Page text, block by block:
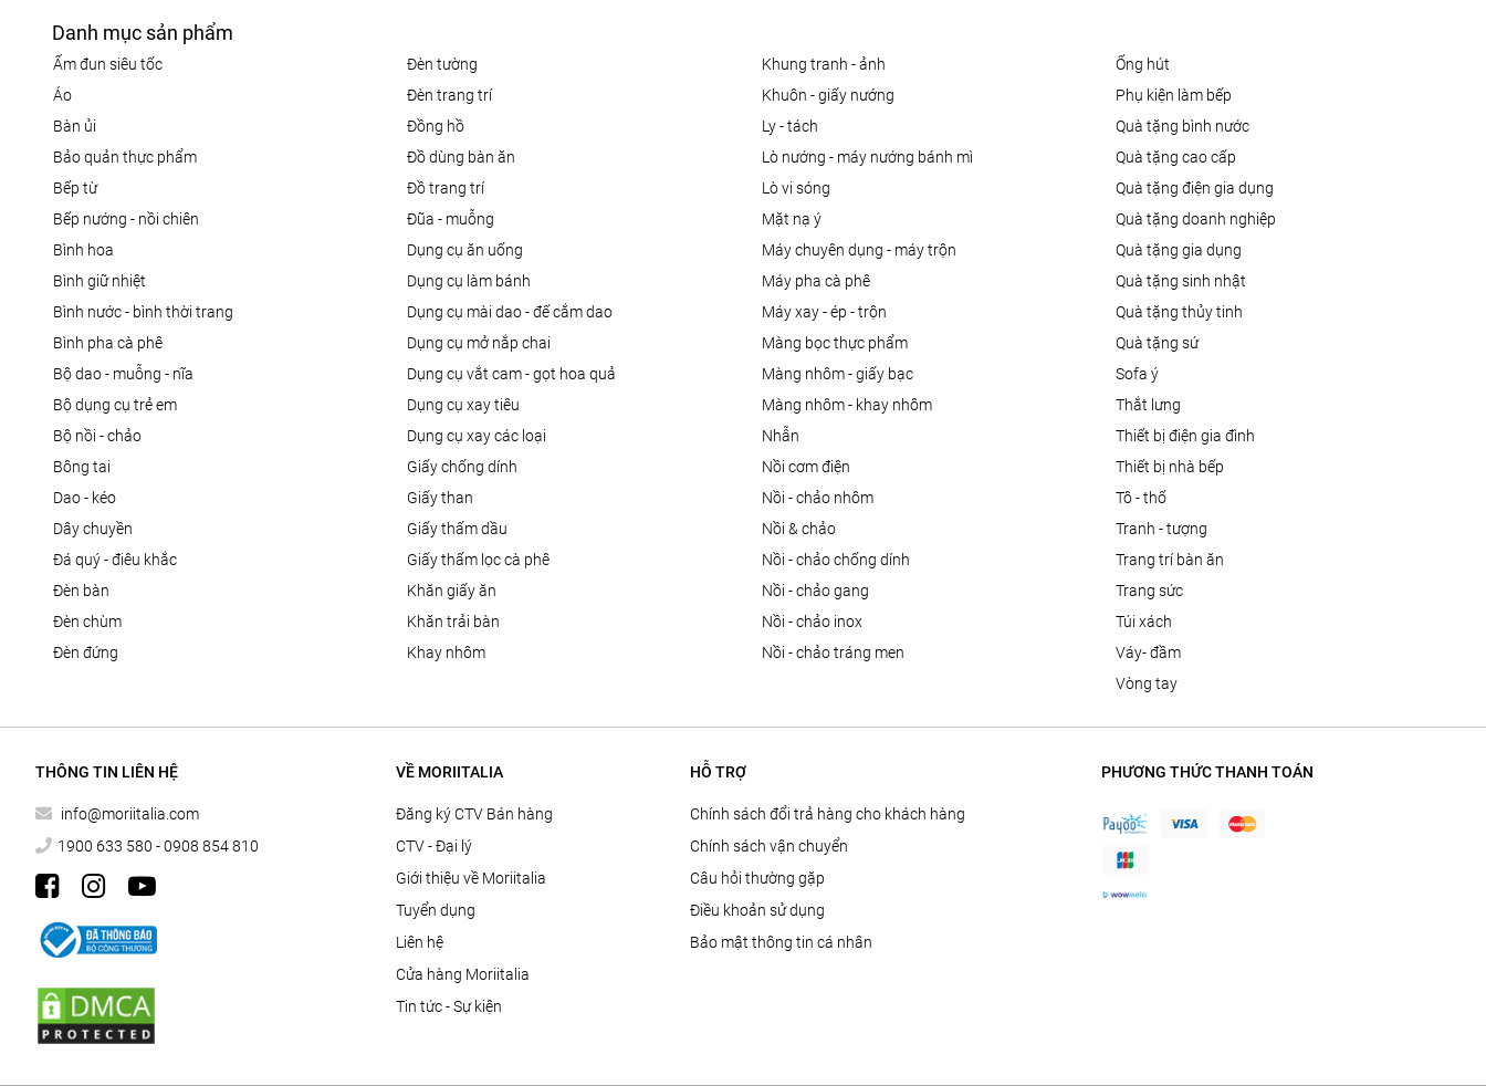
Danh mục sản phẩm
ấm đun siêu tốc
áo
bàn ủi
bảo quản thực phẩm
bếp từ
bếp nướng - nồi chiên
bình hoa
bình giữ nhiệt
bình nước - bình thời trang
bình pha cà phê
bộ dao - muỗng - nĩa
bộ dụng cụ trẻ em
bộ nồi - chảo
bông tai
dao - kéo
dây chuyền
đá quý - điêu khắc
đèn bàn
đèn chùm
đèn đứng
đèn tường
đèn trang trí
đồng hồ
đồ dùng bàn ăn
đồ trang trí
đũa - muỗng
dụng cụ ăn uống
dụng cụ làm bánh
dụng cụ mài dao - đế cắm dao
dụng cụ mở nắp chai
dụng cụ vắt cam - gọt hoa quả
dụng cụ xay tiêu
dụng cụ xay các loại
giấy chống dính
giấy than
giấy thấm dầu
giấy thấm lọc cà phê
khăn giấy ăn
khăn trải bàn
khay nhôm
khung tranh - ảnh
khuôn - giấy nướng
ly - tách
lò nướng - máy nướng bánh mì
lò vi sóng
mặt nạ ý
máy chuyên dụng - máy trộn
máy pha cà phê
máy xay - ép - trộn
màng bọc thực phẩm
màng nhôm - giấy bạc
màng nhôm - khay nhôm
nhẫn
nồi cơm điện
nồi - chảo nhôm
nồi & chảo
nồi - chảo chống dính
nồi - chảo gang
nồi - chảo inox
nồi - chảo tráng men
ống hút
phụ kiện làm bếp
quà tặng bình nước
quà tặng cao cấp
quà tặng điện gia dụng
quà tặng doanh nghiệp
quà tặng gia dụng
quà tặng sinh nhật
quà tặng thủy tinh
quà tặng sứ
sofa ý
thắt lưng
thiết bị điện gia đình
thiết bị nhà bếp
tô - thố
tranh - tượng
trang trí bàn ăn
trang sức
túi xách
váy- đầm
vòng tay
THÔNG TIN LIÊN HỆ
info@moriitalia.com
1900 633 580 - 0908 854 810
VỀ MORIITALIA
Đăng ký CTV Bán hàng
CTV - Đại lý
Giới thiệu về Moriitalia
Tuyển dụng
Liên hệ
Cửa hàng Moriitalia
Tin tức - Sự kiện
HỖ TRỢ
Chính sách đổi trả hàng cho khách hàng
Chính sách vận chuyển
Câu hỏi thường gặp
Điều khoản sử dụng
Bảo mật thông tin cá nhân
PHƯƠNG THỨC THANH TOÁN